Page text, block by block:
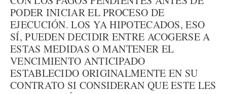
PODER INICIAR EL PROCESO DE
EJECUCIÓN. LOS YA HIPOTECADOS, ESO
SÍ, PUEDEN DECIDIR ENTRE ACOGERSE A
ESTAS MEDIDAS O MANTENER EL
VENCIMIENTO ANTICIPADO
ESTABLECIDO ORIGINALMENTE EN SU
CONTRATO SI CONSIDERAN QUE ESTE LES